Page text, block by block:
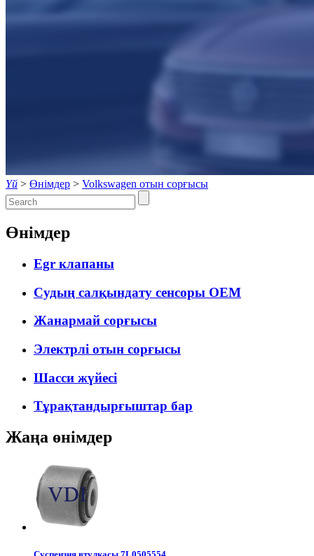
Үй > Өнімдер > Volkswagen отын сорғысы
Өнімдер
Egr клапаны
Судың салқындату сенсоры OEM
Жанармай сорғысы
Электрлі отын сорғысы
Шасси жүйесі
Тұрақтандырғыштар бар
Жаңа өнімдер